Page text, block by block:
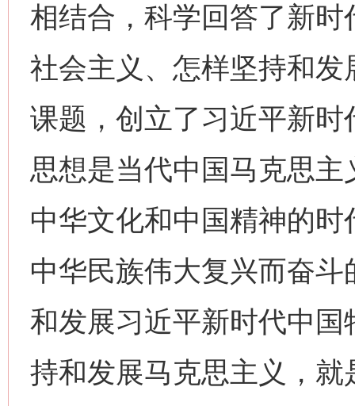
相结合，科学回答了新
社会主义、怎样坚持和
课题，创立了习近平新
思想是当代中国马克思
中华文化和中国精神的
中华民族伟大复兴而奋
和发展习近平新时代中
持和发展马克思主义，